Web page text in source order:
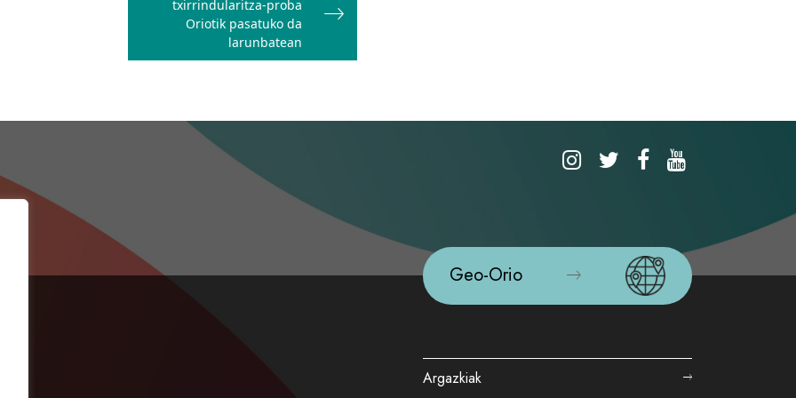
txirrindularitza-proba
Oriotik pasatuko da
larunbatean
Geo-Orio
Argazkiak